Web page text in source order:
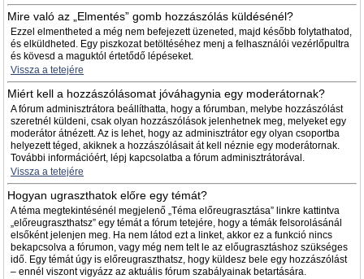
Mire való az „Elmentés” gomb hozzászólás küldésénél?
Ezzel elmentheted a még nem befejezett üzeneted, majd később folytathatod,
és elküldheted. Egy piszkozat betöltéséhez menj a felhasználói vezérlőpultra
és kövesd a maguktól értetődő lépéseket.
Vissza a tetejére
Miért kell a hozzászólásomat jóváhagynia egy moderátornak?
A fórum adminisztrátora beállíthatta, hogy a fórumban, melybe hozzászólást
szeretnél küldeni, csak olyan hozzászólások jelenhetnek meg, melyeket egy
moderátor átnézett. Az is lehet, hogy az adminisztrátor egy olyan csoportba
helyezett téged, akiknek a hozzászólásait át kell néznie egy moderátornak.
További információért, lépj kapcsolatba a fórum adminisztrátorával.
Vissza a tetejére
Hogyan ugraszthatok előre egy témát?
A téma megtekintésénél megjelenő „Téma előreugrasztása” linkre kattintva
„előreugraszthatsz” egy témát a fórum tetejére, hogy a témák felsorolásánál
elsőként jelenjen meg. Ha nem látod ezt a linket, akkor ez a funkció nincs
bekapcsolva a fórumon, vagy még nem telt le az előugrasztáshoz szükséges
idő. Egy témát úgy is előreugraszthatsz, hogy küldesz bele egy hozzászólást
– ennél viszont vigyázz az aktuális fórum szabályainak betartására.